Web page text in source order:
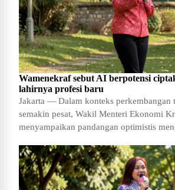
Wamenekraf sebut AI berpotensi
lahirnya profesi baru
Jakarta — Dalam konteks perkembangan
semakin pesat, Wakil Menteri Ekonomi
menyampaikan pandangan optimistis